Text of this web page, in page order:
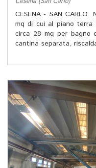
CESENA - SAN
mq di cui al piano
circa 28 mq per bagno
cantina separata,